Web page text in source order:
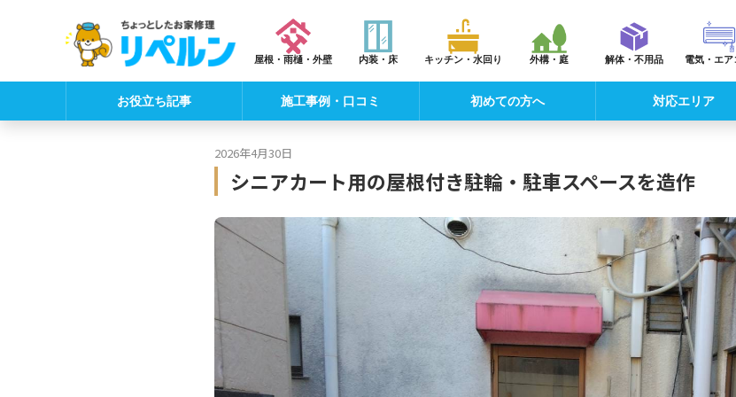
屋根・雨樋・外壁 内装・床 キッチン・水回り 外構・庭 解体・不用品 電気・エア
お役立ち記事 施工事例・口コミ 初めての方へ 対応エリア
2026年4月30日
シニアカート用の屋根付き駐輪・駐車スペースを造作